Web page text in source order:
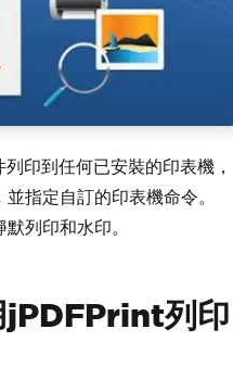
印到任何已安裝的印表機，
指定自訂的印表機命令。
列印和水印。
jPDFPrint列印